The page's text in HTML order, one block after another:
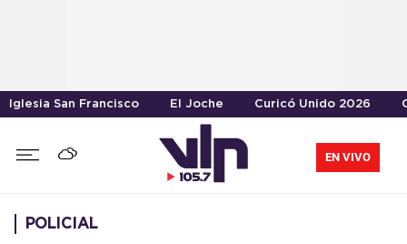
Iglesia San Francisco El Joche Curicó Unido 2026
EN VIVO
POLICIAL